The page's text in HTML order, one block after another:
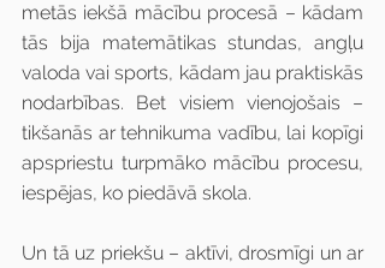
metās iekšā mācību procesā – kādam
tās bija matemātikas stundas, angļu
valoda vai sports, kādam jau praktiskās
nodarbības. Bet visiem vienojošais –
tikšanās ar tehnikuma vadību, lai kopīgi
apspriestu turpmāko mācību procesu,
iespējas, ko piedāvā skola.
Un tā uz priekšu – aktīvi, drosmīgi un ar